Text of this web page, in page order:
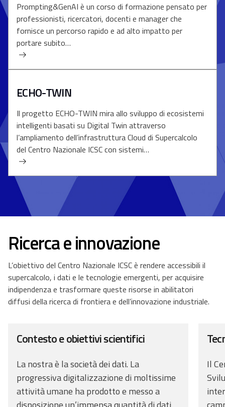
Prompting&GenAI è un corso di formazione pensato per
professionisti, ricercatori, docenti e manager che
fornisce un percorso rapido e ad alto impatto per
portare subito…
ECHO-TWIN
Il progetto ECHO-TWIN mira allo sviluppo di ecosistemi
intelligenti basati su Digital Twin attraverso
l’ampliamento dell’infrastruttura Cloud di Supercalcolo
del Centro Nazionale ICSC con sistemi…
Ricerca e innovazione
L’obiettivo del Centro Nazionale ICSC è rendere accessibili il
supercalcolo, i dati e le tecnologie emergenti, per acquisire
indipendenza e trasformare queste risorse in abilitatori
diffusi della ricerca di frontiera e dell’innovazione industriale.
Contesto e obiettivi scientifici
La nostra è la società dei dati. La
progressiva digitalizzazione di moltissime
attività umane ha prodotto e messo a
Il